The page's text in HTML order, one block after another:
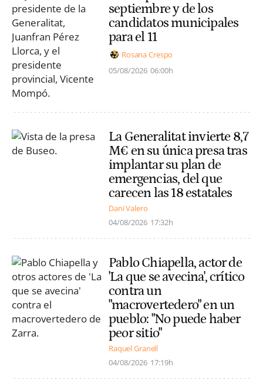
septiembre y de los
candidatos municipales
para el 11
Rosana Crespo
05/08/2026 06:00h
La Generalitat invierte 8,7
M€ en su única presa tras
implantar su plan de
emergencias, del que
carecen las 18 estatales
Dani Valero
04/08/2026 17:32h
Pablo Chiapella, actor de
'La que se avecina', crítico
contra un
"macrovertedero" en un
pueblo: "No puede haber
peor sitio"
Raquel Granell
04/08/2026 17:19h